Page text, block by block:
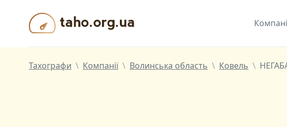
Taho.org.ua
Тахографи \ Компанії \ Волинська область \ Ковель \